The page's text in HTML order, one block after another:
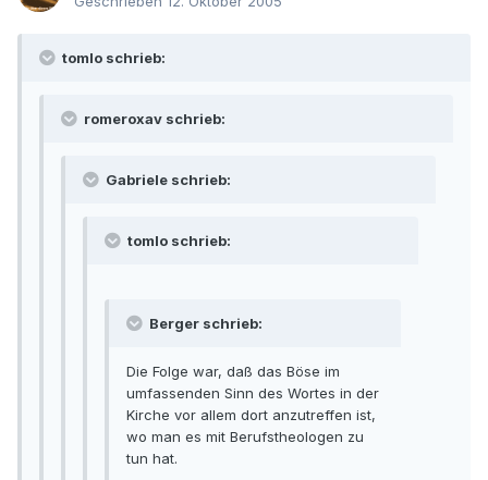
tomlo schrieb:
romeroxav schrieb:
Gabriele schrieb:
tomlo schrieb:
Berger schrieb:
Die Folge war, daß das Böse im
umfassenden Sinn des Wortes in der
Kirche vor allem dort anzutreffen ist,
wo man es mit Berufstheologen zu
tun hat.